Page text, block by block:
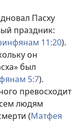
Пасху
праздник:
11:20).
он
был
5:7).
превосходит
людям
(Матфея